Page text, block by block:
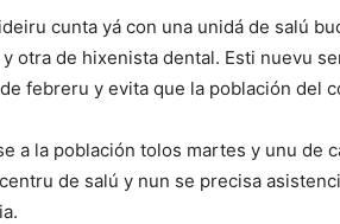
cunta yá con una unidá de salú
y otra de hixenista dental. Esti nuevu
febreru y evita que la población del
a la población tolos martes y unu de
de salú y nun se precisa